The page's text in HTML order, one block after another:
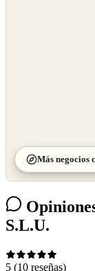
Más negocios
S.L.U.
5 (10 reseñas)